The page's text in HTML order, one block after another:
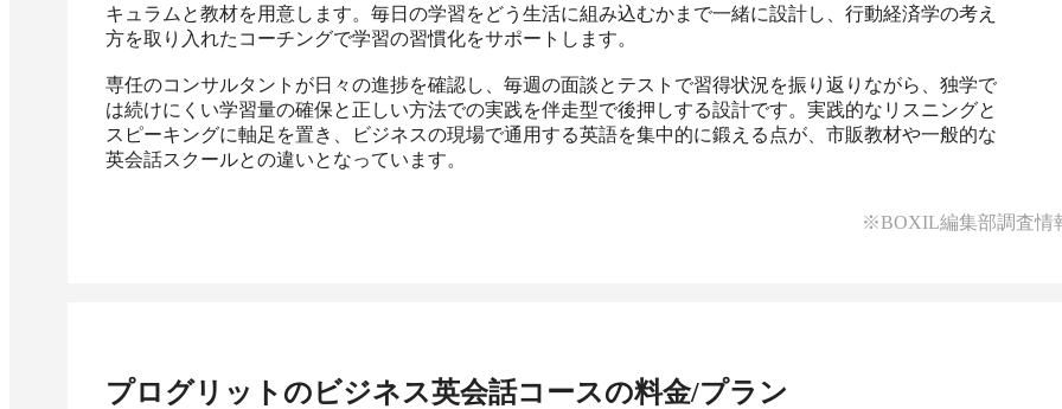
キュラムと教材を用意します。毎日の学習をどう生活に組み込むかまで一緒に設計し、行動経済学の考え
方を取り入れたコーチングで学習の習慣化をサポートします。
専任のコンサルタントが日々の進捗を確認し、毎週の面談とテストで習得状況を振り返りながら、独学で
は続けにくい学習量の確保と正しい方法での実践を伴走型で後押しする設計です。実践的なリスニングと
スピーキングに軸足を置き、ビジネスの現場で通用する英語を集中的に鍛える点が、市販教材や一般的な
英会話スクールとの違いとなっています。
※BOXIL編集部調査情
プログリットのビジネス英会話コースの料金/プラン